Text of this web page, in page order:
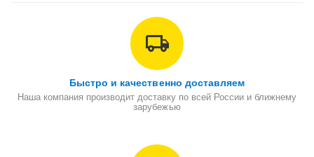
Быстро и качественно доставляем
Наша компания производит доставку по всей России и ближнему
зарубежью